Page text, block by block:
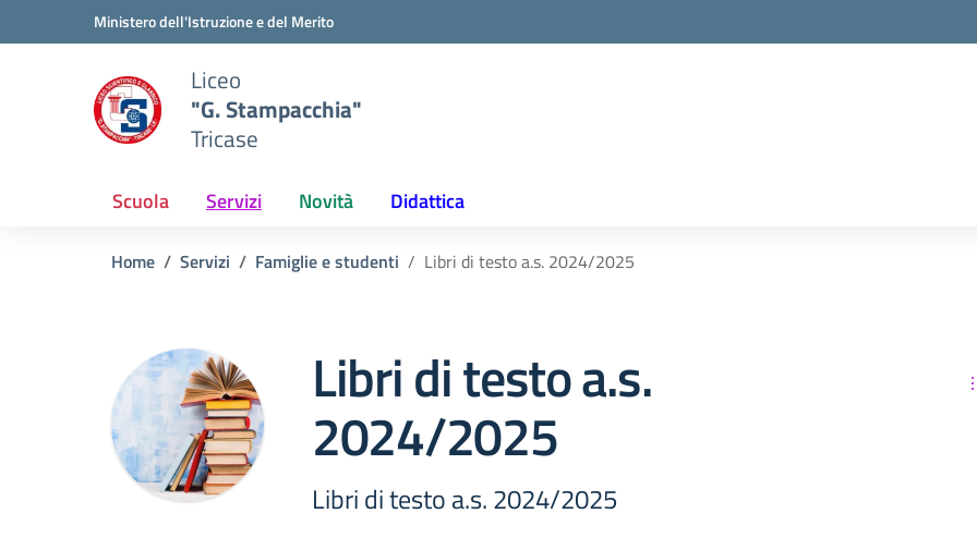
Vai ai contenuti
Vai al menu di navigazioneMinistero dell'Istruzione e del Merito
Liceo
"G. Stampacchia"
Tricase
Scuola Servizi Novità Didattica
Home Servizi Famiglie e studenti Libri di testo a.s. 2024/2025
Libri di testo a.s.
2024/2025
Libri di testo a.s. 2024/2025